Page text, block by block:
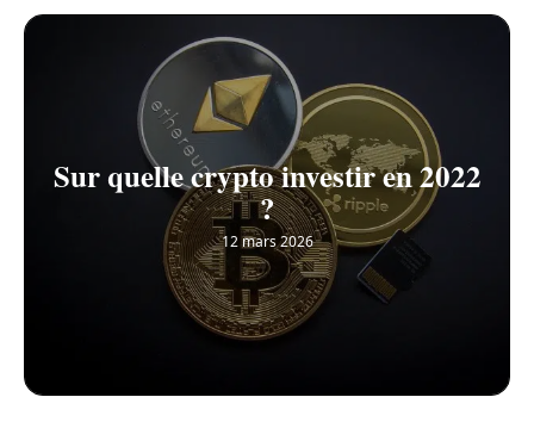
Sur quelle crypto investir en 2022
?
12 mars 2026